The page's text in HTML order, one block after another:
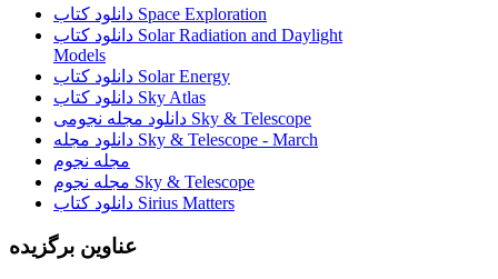
دانلود کتاب Space Exploration
دانلود کتاب Solar Radiation and Daylight
Models
دانلود کتاب Solar Energy
دانلود کتاب Sky Atlas
دانلود مجله نجومی Sky & Telescope
دانلود مجله Sky & Telescope - March
مجله نجوم
مجله نجوم Sky & Telescope
دانلود کتاب Sirius Matters
عناوین برگزیده